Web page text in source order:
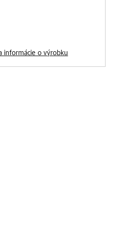
informácie o výrobku